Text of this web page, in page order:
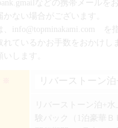
などの携帯メールを
かない場合がございます。
、info@topminakami.com を
れているかお手数をおかけし
します。
リバーストーン泊+水
験パック（1泊豪華Ｂ